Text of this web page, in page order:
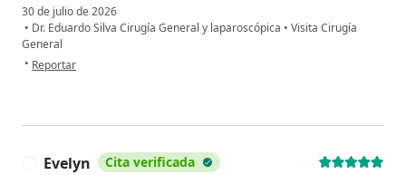
30 de julio de 2026
• Dr. Eduardo Silva Cirugía General y laparoscópica • Visita Cirugía
General
• en opinión del usuario Valeria Rivera
Reportar
Evelyn Cita verificada